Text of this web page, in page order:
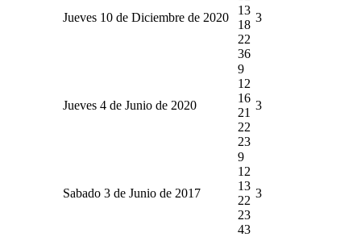
Jueves 10 de Diciembre de 2020
13
18
22
36
3
Jueves 4 de Junio de 2020
9
12
16
21
22
23
3
Sabado 3 de Junio de 2017
9
12
13
22
23
43
3